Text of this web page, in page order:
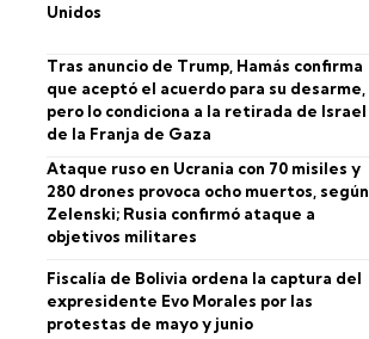
Unidos
Tras anuncio de Trump, Hamás confirma
que aceptó el acuerdo para su desarme,
pero lo condiciona a la retirada de Israel
de la Franja de Gaza
Ataque ruso en Ucrania con 70 misiles y
280 drones provoca ocho muertos, según
Zelenski; Rusia confirmó ataque a
objetivos militares
Fiscalía de Bolivia ordena la captura del
expresidente Evo Morales por las
protestas de mayo y junio